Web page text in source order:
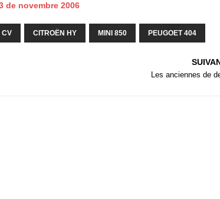
de novembre 2006
CV CITROËN HY MINI 850 PEUGOET 404
Les anciennes de